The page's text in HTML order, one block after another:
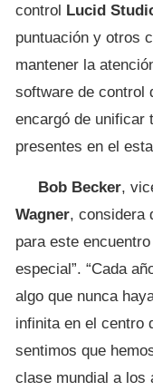
control Lucid
puntuación y otros
mantener la
software de control
encargó de unificar
presentes en el
Bob Becker,
Wagner, considera
para este
especial”. “Cada
algo que nunca
infinita en el centro
sentimos que
clase mundial a los